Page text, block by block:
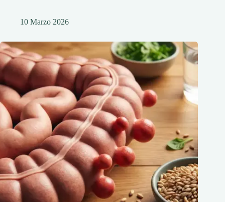
10 Marzo 2026